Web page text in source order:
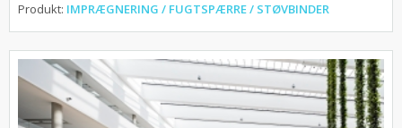
Produkt: IMPRÆGNERING / FUGTSPÆRRE / STØVBINDER